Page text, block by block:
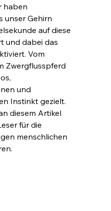
haben
unser Gehirn
auf diese
und dabei das
Vom
Zwergflusspferd
und
Instinkt gezielt.
diesem Artikel
für die
menschlichen